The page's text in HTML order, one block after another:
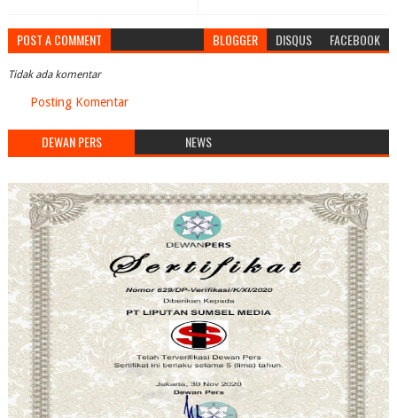
POST A COMMENT BLOGGER DISQUS FACEBOOK
Tidak ada komentar
Posting Komentar
DEWAN PERS NEWS